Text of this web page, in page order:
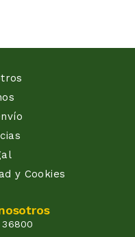
y Cookies
36800